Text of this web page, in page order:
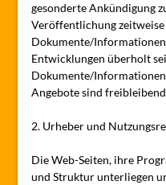
gesonderte Ankündigung
Veröffentlichung
Dokumente/
Entwicklungen überholt
Dokumente/
Angebote sind
2. Urheber und
Die Web-Seiten, ihre
und Struktur unterliegen